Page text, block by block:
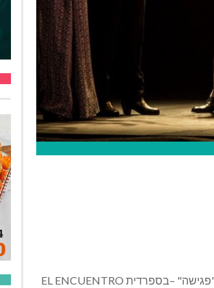
חגיגת הפלמנקו השנתית של "קרן עדי" מביאה אלינו בבכורה עולמית את המופע "פגישה" –בספרדית EL ENCUENTRO